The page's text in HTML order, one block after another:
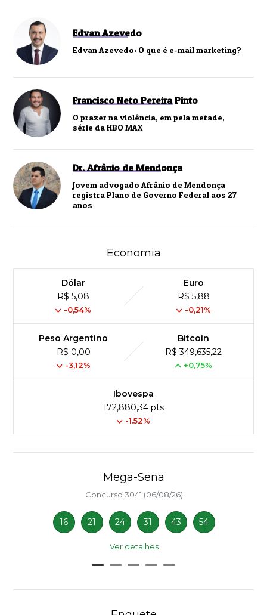
Edvan Azevedo
Edvan Azevedo: O que é e-mail marketing?
Francisco Neto Pereira Pinto
O prazer na violência, em pela metade,
série da HBO MAX
Dr. Afrânio de Mendonça
Jovem advogado Afrânio de Mendonça
registra Plano de Governo Federal aos 27
anos
Economia
Dólar
R$ 5,08
-0,54%
Euro
R$ 5,88
-0,21%
Peso Argentino
R$ 0,00
-3,12%
Bitcoin
R$ 349,635,22
+0,75%
Ibovespa
172,880,34 pts
-1.52%
Mega-Sena
Concurso 3041 (06/08/26)
16 21 24 31 43 54
Ver detalhes